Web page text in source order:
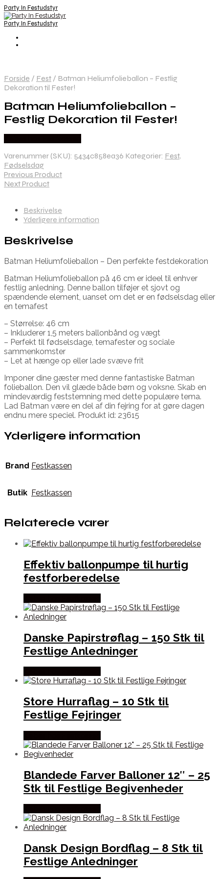
Party In Festudstyr
Party In Festudstyr
Forside / Fest / Batman Heliumfolieballon – Festlig
Dekoration til Fester!
Batman Heliumfolieballon –
Festlig Dekoration til Fester!
Varenummer (SKU): 5434c858ea36 Kategorier: Fest,
Fødselsdag
Previous Product
Next Product
Beskrivelse
Yderligere information
Beskrivelse
Batman Heliumfolieballon – Den perfekte festdekoration
Batman Heliumfolieballon på 46 cm er ideel til enhver
festlig anledning. Denne ballon tilføjer et sjovt og
spændende element, uanset om det er en fødselsdag eller
en temafest
– Størrelse: 46 cm
– Inkluderer 1,5 meters ballonbånd og vægt
– Perfekt til fødselsdage, temafester og sociale
sammenkomster
– Let at hænge op eller lade svæve frit
Imponer dine gæster med denne fantastiske Batman
folieballon. Den vil glæde både børn og voksne. Skab en
mindeværdig feststemning med dette populære tema.
Lad Batman være en del af din fejring for at gøre dagen
endnu mere speciel. Produkt id: 23615
Yderligere information
Brand Festkassen
Butik Festkassen
Relaterede varer
Effektiv ballonpumpe til hurtig
festforberedelse
Danske Papirstrøflag – 150 Stk til
Festlige Anledninger
Store Hurraflag – 10 Stk til
Festlige Fejringer
Blandede Farver Balloner 12″ – 25
Stk til Festlige Begivenheder
Dansk Design Bordflag – 8 Stk til
Festlige Anledninger